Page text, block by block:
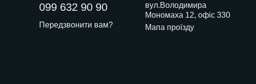
стін, підлоги або стелі, встановлюють на всю висоту приміщення
з державними інстанціями. Справа в тому, що конструкція є
швидко і легко перетворити робочий простір виділити
таке скло дуже складно, але навіть якщо вона розіб'ється,
099 632 90 90
Передзвонити вам?
вул.Володимира
Мономаха 12, офіс 330
Мапа проїзду